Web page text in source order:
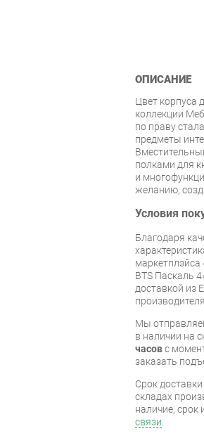
ОПИСАНИЕ
Цвет корпуса
коллекции
по праву
предметы
полками для
и
желанию,
Условия
Благодаря
маркетплэйса
BTS Паскаль
доставкой из
Мы
в наличии на
часовс
заказать
Срок
складах
наличие, срок
связи.